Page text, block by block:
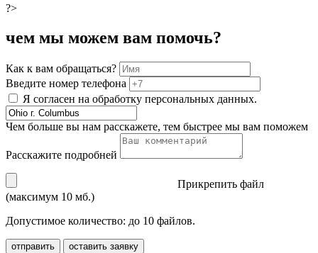
?>
чем мы можем вам помочь?
Как к вам обращаться?
Введите номер телефона
Я согласен на обработку персональных данных.
Чем больше вы нам расскажете, тем быстрее мы вам поможем
Расскажите подробней
Прикрепить файл
(максимум 10 мб.)
Допустимое количество: до 10 файлов.
отправить оставить заявку